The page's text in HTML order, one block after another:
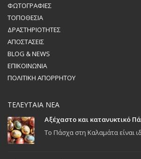
ΦΩΤΟΓΡΑΦΙΕΣ
ΤΟΠΟΘΕΣΙΑ
ΔΡΑΣΤΗΡΙΟΤΗΤΕΣ
ΑΠΟΣΤΑΣΕΙΣ
BLOG & NEWS
ΕΠΙΚΟΙΝΩΝΙΑ
ΠΟΛΙΤΙΚΗ ΑΠΟΡΡΗΤΟΥ
ΤΕΛΕΥΤΑΙΑ ΝΕΑ
Αξέχαστο και κατανυκτικό
Το Πάσχα στη Καλαμάτα είναι